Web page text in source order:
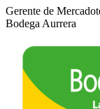
Gerente de
Bodega Aurrera